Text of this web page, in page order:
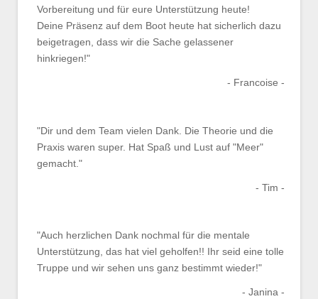
Vorbereitung und für eure Unterstützung heute!
Deine Präsenz auf dem Boot heute hat sicherlich dazu
beigetragen, dass wir die Sache gelassener
hinkriegen!"
- Francoise -
"Dir und dem Team vielen Dank. Die Theorie und die
Praxis waren super. Hat Spaß und Lust auf "Meer"
gemacht."
- Tim -
"Auch herzlichen Dank nochmal für die mentale
Unterstützung, das hat viel geholfen!! Ihr seid eine tolle
Truppe und wir sehen uns ganz bestimmt wieder!"
- Janina -